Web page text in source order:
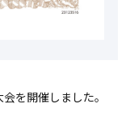
を開催しました。